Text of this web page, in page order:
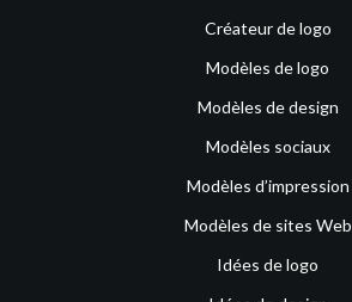
Créateur de logo
Modèles de logo
Modèles de design
Modèles sociaux
Modèles d’impression
Modèles de sites Web
Idées de logo